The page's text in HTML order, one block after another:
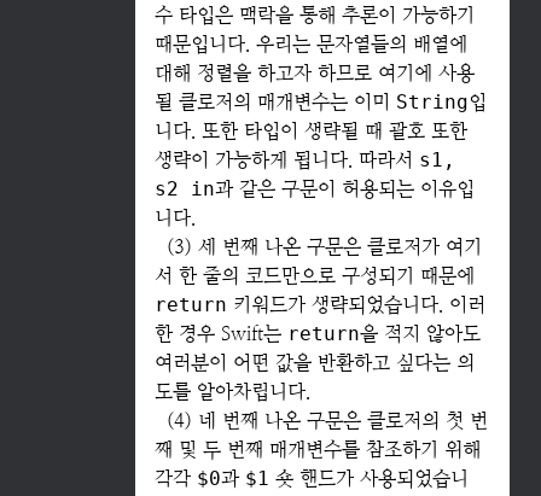
수 타입은 맥락을 통해 추론이 가능하기
때문입니다. 우리는 문자열들의 배열에
대해 정렬을 하고자 하므로 여기에 사용
될 클로저의 매개변수는 이미 String입
니다. 또한 타입이 생략될 때 괄호 또한
생략이 가능하게 됩니다. 따라서 s1,
s2 in과 같은 구문이 허용되는 이유입
니다.
(3) 세 번째 나온 구문은 클로저가 여기
서 한 줄의 코드만으로 구성되기 때문에
return 키워드가 생략되었습니다. 이러
한 경우 Swift는 return을 적지 않아도
여러분이 어떤 값을 반환하고 싶다는 의
도를 알아차립니다.
(4) 네 번째 나온 구문은 클로저의 첫 번
째 및 두 번째 매개변수를 참조하기 위해
각각 $0과 $1 숏 핸드가 사용되었습니